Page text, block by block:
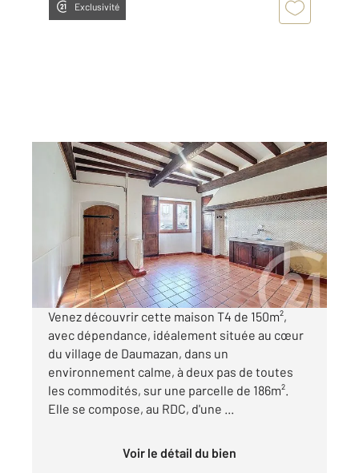
Exclusivité
DAUMAZAN SUR ARIZE 09
153,42 m 2, 4 pièces
Maison à vendre
160 000 €
Visiter le site dédié
Venez découvrir cette maison T4 de 150m²,
avec dépendance, idéalement située au cœur
du village de Daumazan, dans un
environnement calme, à deux pas de toutes
les commodités, sur une parcelle de 186m².
Elle se compose, au RDC, d'une ...
Voir le détail du bien